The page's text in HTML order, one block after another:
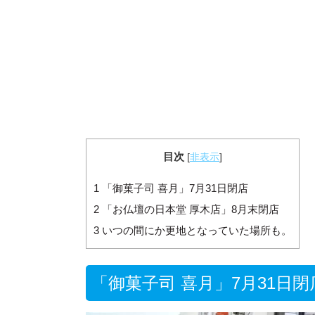
目次 [非表示]
1 「御菓子司 喜月」7月31日閉店
2 「お仏壇の日本堂 厚木店」8月末閉店
3 いつの間にか更地となっていた場所も。
「御菓子司 喜月」7月31日閉